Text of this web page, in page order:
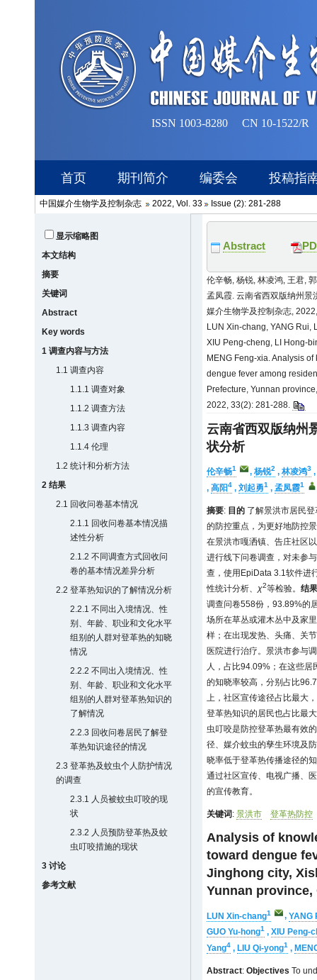
中国媒介生物学及控制杂志 2022, Vol. 33 Issue (2): 281-288
显示缩略图
本文结构
摘要
关键词
Abstract
Key words
1 调查内容与方法
1.1 调查内容
1.1.1 调查对象
1.1.2 调查方法
1.1.3 调查内容
1.1.4 伦理
1.2 统计和分析方法
2 结果
2.1 回收问卷基本情况
2.1.1 回收问卷基本情况描
述性分析
2.1.2 不同调查方式回收问
卷的基本情况差异分析
2.2 登革热知识的了解情况分析
2.2.1 不同出入境情况、性
别、年龄、职业和文化水平
组别的人群对登革热的知晓
情况
2.2.2 不同出入境情况、性
别、年龄、职业和文化水平
组别的人群对登革热知识的
了解情况
2.2.3 回收问卷居民了解登
革热知识途径的情况
2.3 登革热及蚊虫个人防护情况
的调查
2.3.1 人员被蚊虫叮咬的现
状
2.3.2 人员预防登革热及蚊
虫叮咬措施的现状
3 讨论
参考文献
Abstract
伦辛畅, 杨锐, 林凌鸿, 王君,
孟凤霞. 云南省西双版纳州景
媒介生物学及控制杂志,
LUN Xin-chang, YANG Rui,
XIU Peng-cheng, LI Hong-
MENG Feng-xia. Analysis
dengue fever among
Prefecture, Yunnan
2022, 33(2): 281-288.
云南省西双版纳州
状分析
伦辛畅1 , 杨锐2 , 林凌鸿3 ,
, 高阳4 , 刘起勇1 , 孟凤霞1
摘要: 目的 了解景洪市居民
的防控重点，为更好地防控
在景洪市嘎洒镇、告庄社区
进行线下问卷调查，对未参
查，使用EpiData 3.1软件进
性统计分析、 χ2等检验。 结果
调查问卷558份，93.89%的
场所在草丛或灌木丛中及家
样；在出现发热、头痛、关
医院进行治疗。景洪市参与
人，占比94.09%；在这些居
的知晓率较高，分别占比
上，社区宣传途径占比最大
登革热知识的居民也占比最
虫叮咬是防控登革热最有效
径、媒介蚊虫的孳生环境及
晓率低于登革热传播途径的
通过社区宣传、电视广播、
的宣传教育。
关键词 : 景洪市 登革热防控
Analysis of
toward dengue
Jinghong city,
Yunnan province,
LUN Xin-chang1 , YANG
GUO Yu-hong1 , XIU Peng-
Yang4 , LIU Qi-yong1 ,
Abstract: Objectives To